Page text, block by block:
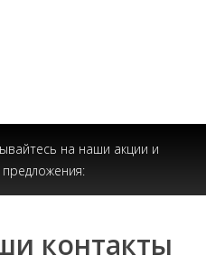
на наши акции и
контакты